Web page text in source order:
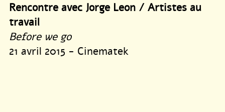
Rencontre avec Jorge Leon / Artistes au
travail
Before we go
21 avril 2015 - Cinematek